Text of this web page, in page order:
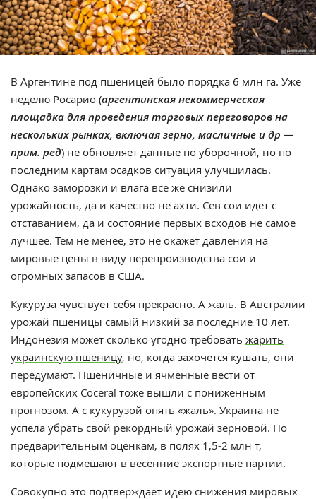
В Аргентине под пшеницей было порядка 6 млн га. Уже
неделю Росарио (аргентинская некоммерческая
площадка для проведения торговых переговоров на
нескольких рынках, включая зерно, масличные и др —
прим. ред) не обновляет данные по уборочной, но по
последним картам осадков ситуация улучшилась.
Однако заморозки и влага все же снизили
урожайность, да и качество не ахти. Сев сои идет с
отставанием, да и состояние первых всходов не самое
лучшее. Тем не менее, это не окажет давления на
мировые цены в виду перепроизводства сои и
огромных запасов в США.
Кукуруза чувствует себя прекрасно. А жаль. В Австралии
урожай пшеницы самый низкий за последние 10 лет.
Индонезия может сколько угодно требовать жарить
украинскую пшеницу, но, когда захочется кушать, они
передумают. Пшеничные и ячменные вести от
европейских Сoceral тоже вышли с пониженным
прогнозом. А с кукурузой опять «жаль». Украина не
успела убрать свой рекордный урожай зерновой. По
предварительным оценкам, в полях 1,5-2 млн т,
которые подмешают в весенние экспортные партии.
Совокупно это подтверждает идею снижения мировых